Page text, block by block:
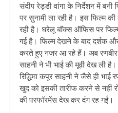
संदीप रेड्डी वांगा के निर्देशन में
पर सुनामी ला रही है। इस फिल्म
रही है। घरेलू बॉक्स ऑफिस पर
गई है। फिल्म देखने के बाद दर्शक
करते हुए नजर आ रहे हैं। अब रणबीर
साहनी ने भी भाई की मूवी देख ली है।
रिद्धिमा कपूर साहनी ने जैसे ही भाई
खुद को इसकी तारीफ करने से नहीं
की परफॉरमेंस देख कर दंग रह गईं।